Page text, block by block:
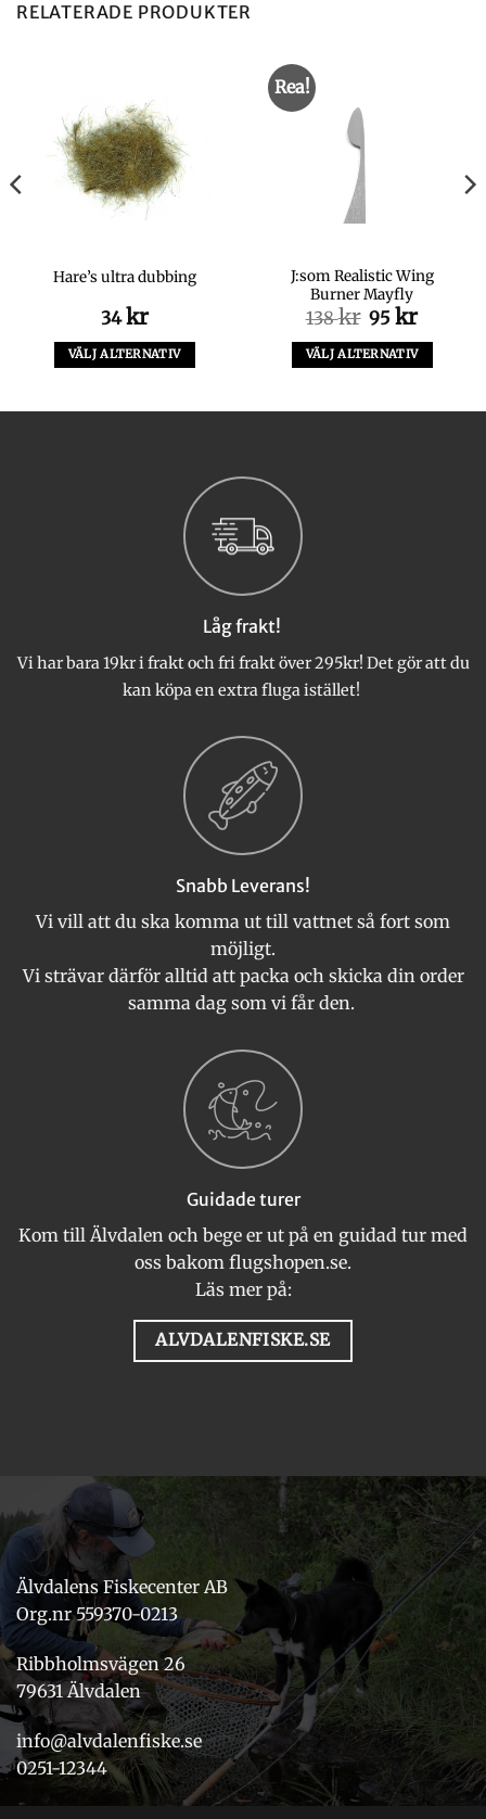
RELATERADE PRODUKTER
Hare’s ultra dubbing
34kr
VÄLJ ALTERNATIV
alternativen
produktsidan
Rea!
J:som Realistic Wing
Burner Mayfly
138kr Det
ursprungliga
priset
var:
95krDet
priset
är:
VÄLJ ALTERNATIV
produktsidan
Låg frakt!
Vi har bara 19kr i frakt och fri frakt över 295kr! Det gör att du
kan köpa en extra fluga istället!
Snabb Leverans!
Vi vill att du ska komma ut till vattnet så fort som
möjligt.
Vi strävar därför alltid att packa och skicka din order
samma dag som vi får den.
Guidade turer
Kom till Älvdalen och bege er ut på en guidad tur med
oss bakom flugshopen.se.
Läs mer på:
ALVDALENFISKE.SE
Älvdalens Fiskecenter AB
Org.nr 559370-0213
Ribbholmsvägen 26
79631 Älvdalen
info@alvdalenfiske.se
0251-12344